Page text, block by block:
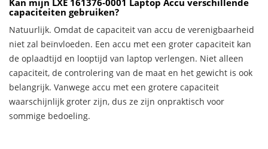
Kan mijn LXE 161376-0001 Laptop Accu verschillende
capaciteiten gebruiken?
Natuurlijk. Omdat de capaciteit van accu de verenigbaarheid
niet zal beïnvloeden. Een accu met een groter capaciteit kan
de oplaadtijd en looptijd van laptop verlengen. Niet alleen
capaciteit, de controlering van de maat en het gewicht is ook
belangrijk. Vanwege accu met een grotere capaciteit
waarschijnlijk groter zijn, dus ze zijn onpraktisch voor
sommige bedoeling.